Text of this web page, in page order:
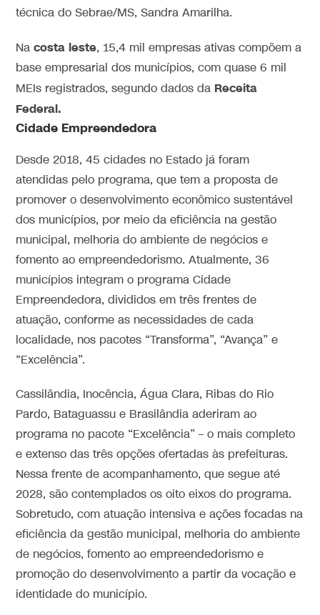
técnica do Sebrae/MS, Sandra Amarilha.
Nacosta leste, 15,4 mil empresas ativas compõem a
base empresarial dos municípios, com quase 6 mil
MEIs registrados, segundo dados da Receita
Federal.
Cidade Empreendedora
Desde 2018, 45 cidades no Estado já foram
atendidas pelo programa, que tem a proposta de
promover o desenvolvimento econômico sustentável
dos municípios, por meio da eficiência na gestão
municipal, melhoria do ambiente de negócios e
fomento ao empreendedorismo. Atualmente, 36
municípios integram o programa Cidade
Empreendedora, divididos em três frentes de
atuação, conforme as necessidades de cada
localidade, nos pacotes “Transforma”, “Avança” e
“Excelência”.
Cassilândia, Inocência, Água Clara, Ribas do Rio
Pardo, Bataguassu e Brasilândia aderiram ao
programa no pacote “Excelência” – o mais completo
e extenso das três opções ofertadas às prefeituras.
Nessa frente de acompanhamento, que segue até
2028, são contemplados os oito eixos do programa.
Sobretudo, com atuação intensiva e ações focadas na
eficiência da gestão municipal, melhoria do ambiente
de negócios, fomento ao empreendedorismo e
promoção do desenvolvimento a partir da vocação e
identidade do município.